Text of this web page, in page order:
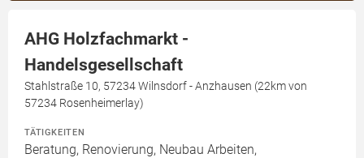
AHG Holzfachmarkt -
Handelsgesellschaft
Stahlstraße 10, 57234 Wilnsdorf - Anzhausen (22km von
57234 Rosenheimerlay)
TÄTIGKEITEN
Beratung, Renovierung, Neubau Arbeiten,